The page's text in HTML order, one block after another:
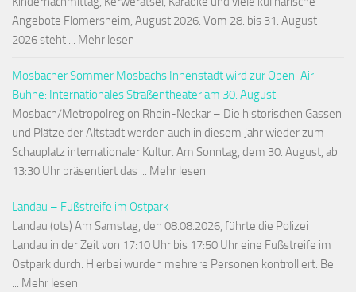
Angebote Flomersheim, August 2026. Vom 28. bis 31. August
2026 steht ... Mehr lesen
Mosbacher Sommer Mosbachs Innenstadt wird zur Open-Air-
Bühne: Internationales Straßentheater am 30. August
Mosbach/Metropolregion Rhein-Neckar – Die historischen Gassen
und Plätze der Altstadt werden auch in diesem Jahr wieder zum
Schauplatz internationaler Kultur. Am Sonntag, dem 30. August, ab
13:30 Uhr präsentiert das ... Mehr lesen
Landau – Fußstreife im Ostpark
Landau (ots) Am Samstag, den 08.08.2026, führte die Polizei
Landau in der Zeit von 17:10 Uhr bis 17:50 Uhr eine Fußstreife im
Ostpark durch. Hierbei wurden mehrere Personen kontrolliert. Bei
... Mehr lesen